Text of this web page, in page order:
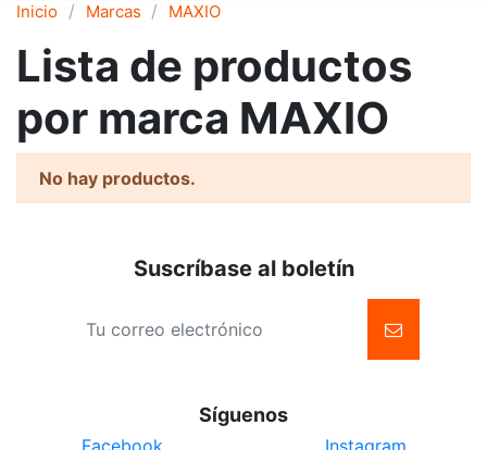
Inicio Marcas MAXIO
Lista de productos
por marca MAXIO
No hay productos.
Suscríbase al boletín
Síguenos
Facebook Instagram